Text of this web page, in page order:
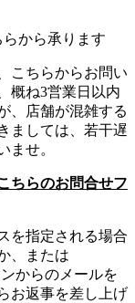
から承ります
こちらからお問い
概ね3営業日以内
、店舗が混雑する
ましては、若干遅
ませ。
ちらのお問合せフ
を指定される場合
、または
ンからのメールを
お返事を差し上げ